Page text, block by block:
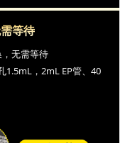
等待
无需等待
1.5mL，2mL EP管、40